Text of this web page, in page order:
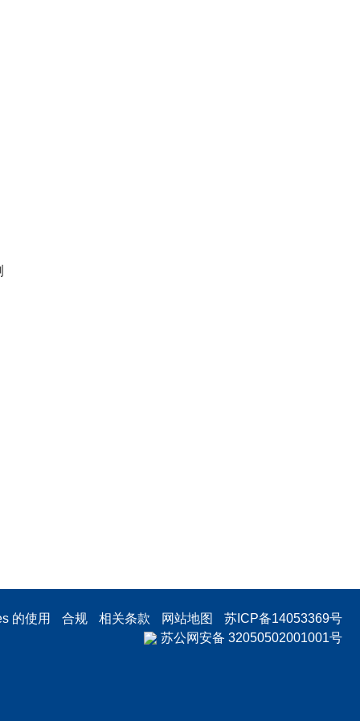
的使用 合规 相关条款 网站地图
苏ICP备14053369号
苏公网安备 32050502001001号